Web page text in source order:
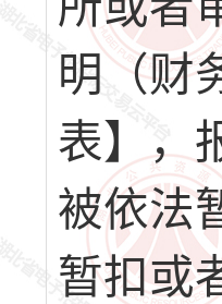
明（财
表】，
被依法
暂扣或